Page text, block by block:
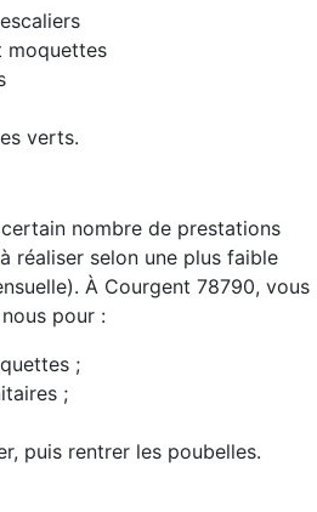
moquettes
verts.
nombre de prestations
réaliser selon une plus faible
À Courgent 78790, vous
pour :
;
;
puis rentrer les poubelles.